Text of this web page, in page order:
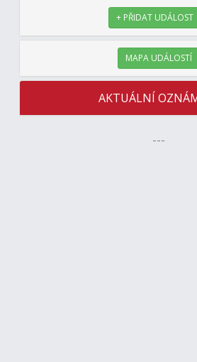
+ PŘIDAT UDÁLOST
MAPA UDÁLOSTÍ
AKTUÁLNÍ
---